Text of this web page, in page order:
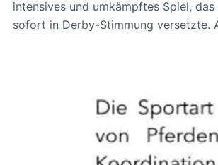
intensives und umkämpftes Spiel,
sofort in Derby-Stimmung versetzte.